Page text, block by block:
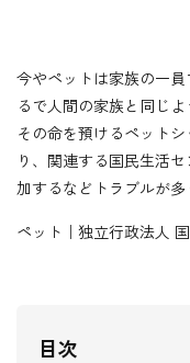
今やペットは家族の一
るで人間の家族と同じ
その命を預けるペット
り、関連する国民生活
加するなどトラブルが多
ペット｜独立行政法人
目次